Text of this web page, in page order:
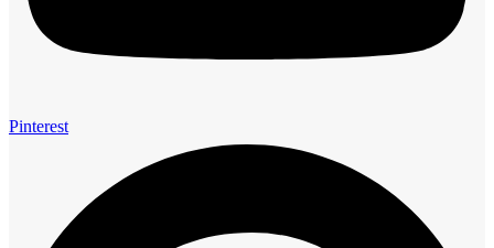
Pinterest